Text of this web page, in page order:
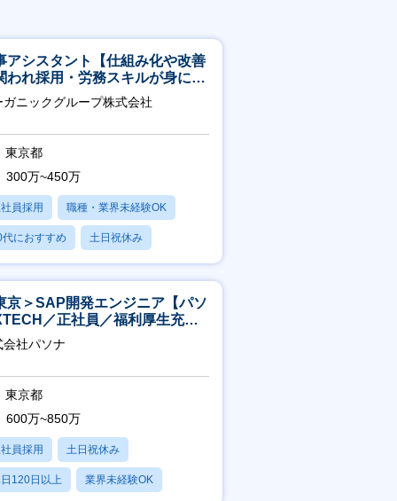
アシスタント【仕組み化や改善
われ採用・労務スキルが身につ
境／年商120億円超の事業会
ガニックグループ株式会社
東京都
300万~450万
員採用 職種・業界未経験OK
代におすすめ 土日祝休み
120日以上
京＞SAP開発エンジニア【パソ
／正社員／福利厚生充実
会社パソナ
東京都
600万~850万
員採用 土日祝休み
120日以上 業界未経験OK